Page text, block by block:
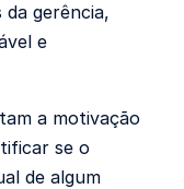
gerência,
e
a motivação
se o
de algum